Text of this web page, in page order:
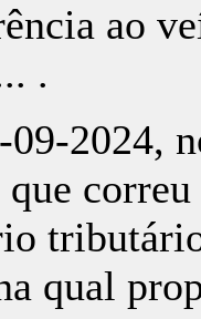
ao
.
2024,
correu
qual